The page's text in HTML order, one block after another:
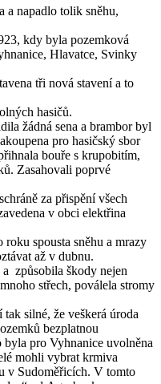
a napadlo tolik sněhu,
kdy byla pozemková
Hlavatce, Svinky
tři nová stavení a to
hasičů.
žádná sena a brambor byl
pro hasičský sbor
bouře s krupobitím,
Zasahovali poprvé
za přispění všech
v obci elektřina
spousta sněhu a mrazy
až v dubnu.
způsobila škody nejen
střech, poválela stromy
silné, že veškerá úroda
bezplatnou
pro Vyhnanice uvolněna
mohli vybrat krmiva
v Sudoměřicích. V tomto